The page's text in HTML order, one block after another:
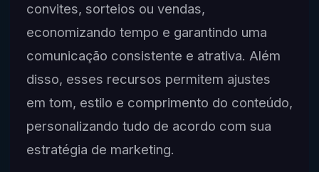
convites, sorteios ou vendas,
economizando tempo e garantindo uma
comunicação consistente e atrativa. Além
disso, esses recursos permitem ajustes
em tom, estilo e comprimento do conteúdo,
personalizando tudo de acordo com sua
estratégia de marketing.